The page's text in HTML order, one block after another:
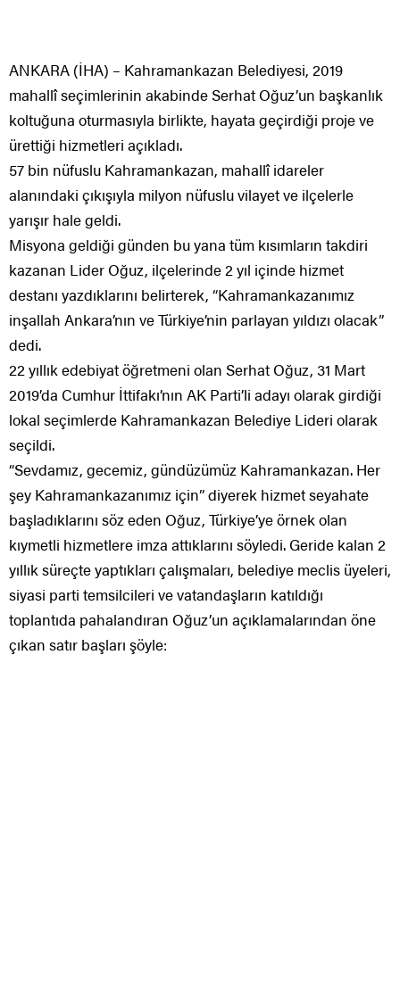
ANKARA (İHA) – Kahramankazan Belediyesi, 2019
mahallî seçimlerinin akabinde Serhat Oğuz’un başkanlık
koltuğuna oturmasıyla birlikte, hayata geçirdiği proje ve
ürettiği hizmetleri açıkladı.
57 bin nüfuslu Kahramankazan, mahallî idareler
alanındaki çıkışıyla milyon nüfuslu vilayet ve ilçelerle
yarışır hale geldi.
Misyona geldiği günden bu yana tüm kısımların takdiri
kazanan Lider Oğuz, ilçelerinde 2 yıl içinde hizmet
destanı yazdıklarını belirterek, “Kahramankazanımız
inşallah Ankara’nın ve Türkiye’nin parlayan yıldızı olacak”
dedi.
22 yıllık edebiyat öğretmeni olan Serhat Oğuz, 31 Mart
2019’da Cumhur İttifakı’nın AK Parti’li adayı olarak girdiği
lokal seçimlerde Kahramankazan Belediye Lideri olarak
seçildi.
“Sevdamız, gecemiz, gündüzümüz Kahramankazan. Her
şey Kahramankazanımız için” diyerek hizmet seyahate
başladıklarını söz eden Oğuz, Türkiye’ye örnek olan
kıymetli hizmetlere imza attıklarını söyledi. Geride kalan 2
yıllık süreçte yaptıkları çalışmaları, belediye meclis üyeleri,
siyasi parti temsilcileri ve vatandaşların katıldığı
toplantıda pahalandıran Oğuz’un açıklamalarından öne
çıkan satır başları şöyle: